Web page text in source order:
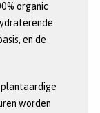
organic
en de
worden